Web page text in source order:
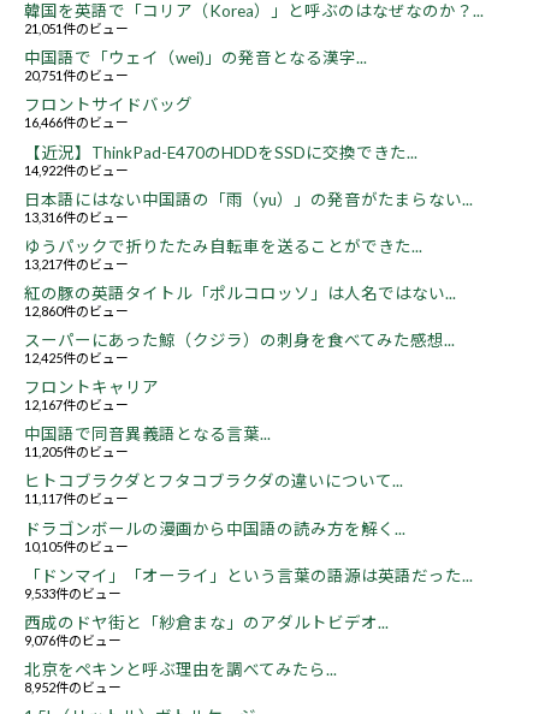
韓国を英語で「コリア（Korea）」と呼ぶのはなぜなのか？...
21,051件のビュー
中国語で「ウェイ（wei)」の発音となる漢字...
20,751件のビュー
フロントサイドバッグ
16,466件のビュー
【近況】ThinkPad-E470のHDDをSSDに交換できた...
14,922件のビュー
日本語にはない中国語の「雨（yu）」の発音がたまらない...
13,316件のビュー
ゆうパックで折りたたみ自転車を送ることができた...
13,217件のビュー
紅の豚の英語タイトル「ポルコロッソ」は人名ではない...
12,860件のビュー
スーパーにあった鯨（クジラ）の刺身を食べてみた感想...
12,425件のビュー
フロントキャリア
12,167件のビュー
中国語で同音異義語となる言葉...
11,205件のビュー
ヒトコブラクダとフタコブラクダの違いについて...
11,117件のビュー
ドラゴンボールの漫画から中国語の読み方を解く...
10,105件のビュー
「ドンマイ」「オーライ」という言葉の語源は英語だった...
9,533件のビュー
西成のドヤ街と「紗倉まな」のアダルトビデオ...
9,076件のビュー
北京をペキンと呼ぶ理由を調べてみたら...
8,952件のビュー